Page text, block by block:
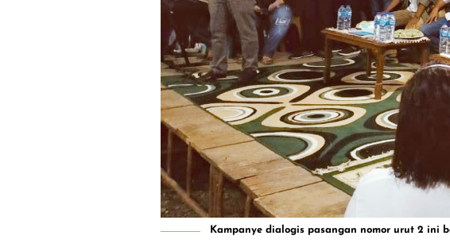
Kampanye dialogis pasangan nomor urut 2 ini